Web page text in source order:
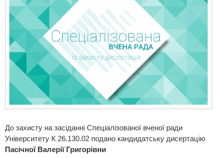
До захисту на засіданні Спеціалізованої вченої ради
Університету К 26.130.02 подано кандидатську дисертацію
Пасічної Валерії Григорівни